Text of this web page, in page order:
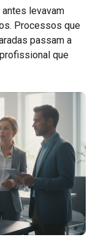
levavam
Processos que
passam a
que